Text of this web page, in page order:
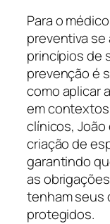
Para o
preventiva
princípios de
prevenção é
como aplicar
em
clínicos,
criação de
garantindo
as
tenham seus
protegidos.